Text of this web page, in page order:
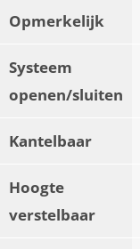
Opmerkelijk
Systeem
openen/sluiten
Kantelbaar
Hoogte
verstelbaar